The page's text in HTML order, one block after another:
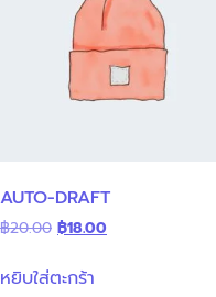
AUTO-DRAFT
฿20.00 ฿18.00
หยิบใส่ตะกร้า